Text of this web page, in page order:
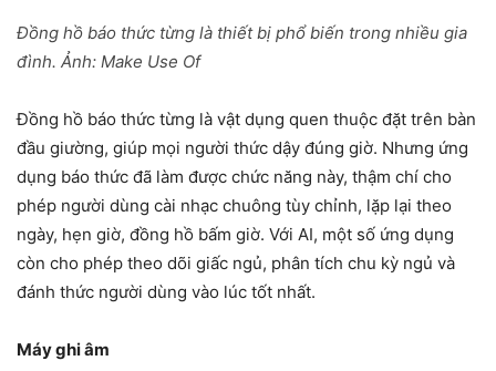
Đồng hồ báo thức từng là thiết bị phổ biến trong nhiều gia
đình. Ảnh: Make Use Of
Đồng hồ báo thức từng là vật dụng quen thuộc đặt trên bàn
đầu giường, giúp mọi người thức dậy đúng giờ. Nhưng ứng
dụng báo thức đã làm được chức năng này, thậm chí cho
phép người dùng cài nhạc chuông tùy chỉnh, lặp lại theo
ngày, hẹn giờ, đồng hồ bấm giờ. Với AI, một số ứng dụng
còn cho phép theo dõi giấc ngủ, phân tích chu kỳ ngủ và
đánh thức người dùng vào lúc tốt nhất.
Máy ghi âm